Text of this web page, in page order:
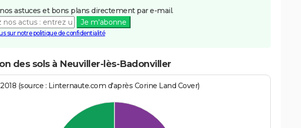
astuces et bons plans directement par e-mail.
Je m'abonne
sur notre politique de confidentialité
des sols à Neuviller-lès-Badonviller
(source : Linternaute.com d'après Corine Land Cover)